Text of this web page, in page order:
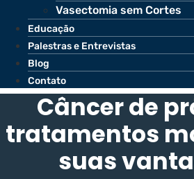
Vasectomia sem Cortes
Educação
Palestras e Entrevistas
Blog
Contato
Câncer de
tratamentos
suas